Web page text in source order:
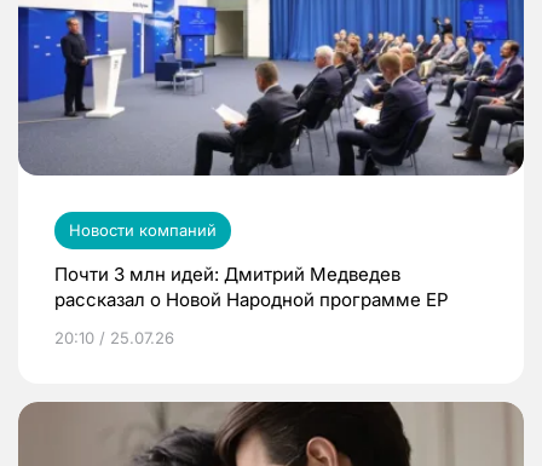
Новости компаний
Почти 3 млн идей: Дмитрий Медведев
рассказал о Новой Народной программе ЕР
20:10 / 25.07.26